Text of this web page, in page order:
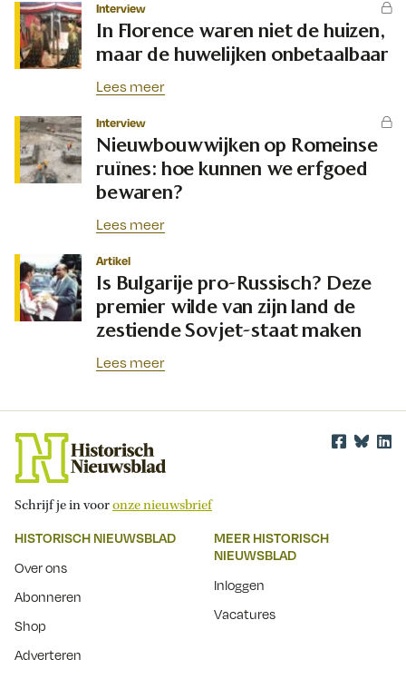
Interview
In Florence waren niet de huizen,
maar de huwelijken onbetaalbaar
Lees meer
Interview
Nieuwbouwwijken op Romeinse
ruïnes: hoe kunnen we erfgoed
bewaren?
Lees meer
Artikel
Is Bulgarije pro-Russisch? Deze
premier wilde van zijn land de
zestiende Sovjet-staat maken
Lees meer
Schrijf je in vooronze nieuwsbrief
HISTORISCH NIEUWSBLAD
Over ons
Abonneren
Shop
Adverteren
MEER HISTORISCH
NIEUWSBLAD
Inloggen
Vacatures